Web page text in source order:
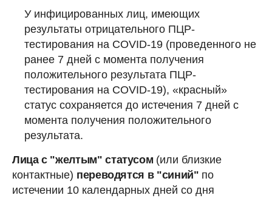
У инфицированных лиц, имеющих
результаты отрицательного ПЦР-
тестирования на COVID-19 (проведенного не
ранее 7 дней с момента получения
положительного результата ПЦР-
тестирования на COVID-19), «красный»
статус сохраняется до истечения 7 дней с
момента получения положительного
результата.
Лица с "желтым" статусом (или близкие
контактные) переводятся в "синий" по
истечении 10 календарных дней со дня